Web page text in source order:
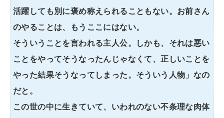
活躍しても別に褒め称えられることもない。お前さん
のやることは、もうここにはない。
そういうことを言われる主人公。しかも、それは悪い
ことをやってそうなったんじゃなくて、正しいことを
やった結果そうなってしまった。そういう人物」なの
だと。
この世の中に生きていて、いわれのない不条理な肉体